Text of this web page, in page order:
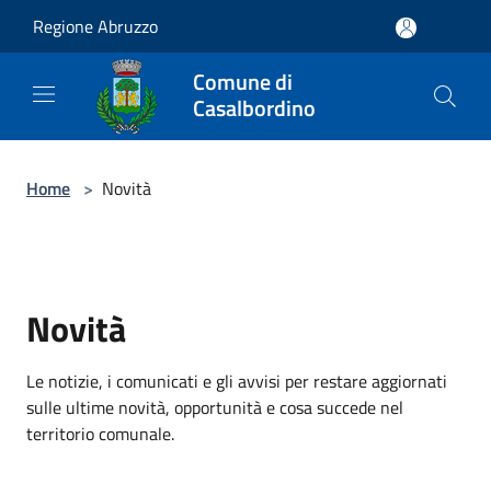
Regione Abruzzo
Comune di
Casalbordino
Home > Novità
Novità
Le notizie, i comunicati e gli avvisi per restare aggiornati
sulle ultime novità, opportunità e cosa succede nel
territorio comunale.